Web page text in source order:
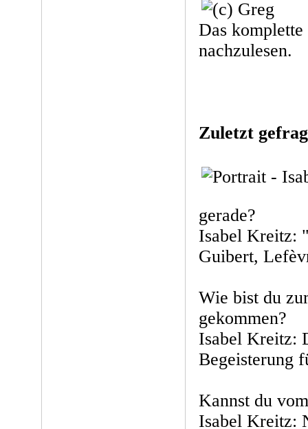
Das
nachzulesen.
Zuletzt
gerade?
Isabel Kreitz:
Guibert,
Wie bist du
gekommen?
Isabel Kreitz:
Begeisterung
Kannst du
Isabel Kreitz: